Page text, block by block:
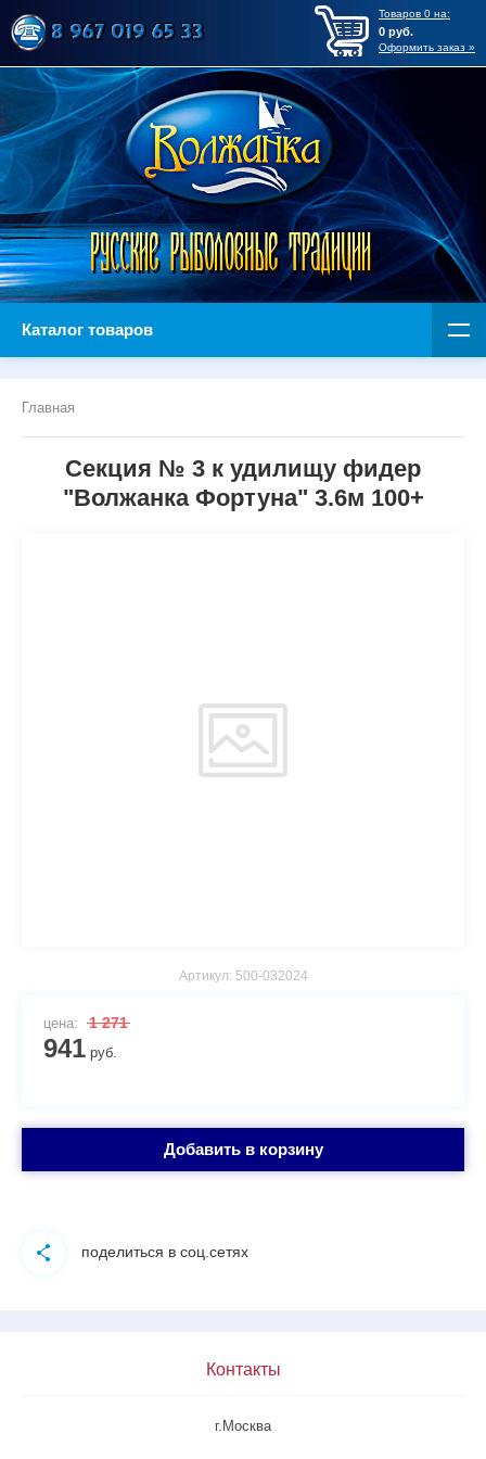
Товаров 0 на:
0 руб.
Оформить заказ »
Каталог товаров
Главная
Секция № 3 к удилищу фидер
"Волжанка Фортуна" 3.6м 100+
Артикул: 500-032024
цена: 1 271
941 руб.
Добавить в корзину
поделиться в соц.сетях
Контакты
г.Москва